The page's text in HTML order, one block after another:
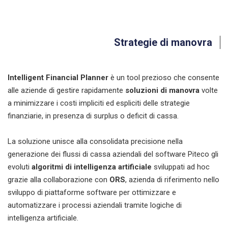
Strategie di manovra
Intelligent Financial Planner è un tool prezioso che consente
alle aziende di gestire rapidamente soluzioni di manovra volte
a minimizzare i costi impliciti ed espliciti delle strategie
finanziarie, in presenza di surplus o deficit di cassa.
La soluzione unisce alla consolidata precisione nella
generazione dei flussi di cassa aziendali del software Piteco gli
evoluti algoritmi di intelligenza artificiale sviluppati ad hoc
grazie alla collaborazione con ORS, azienda di riferimento nello
sviluppo di piattaforme software per ottimizzare e
automatizzare i processi aziendali tramite logiche di
intelligenza artificiale.